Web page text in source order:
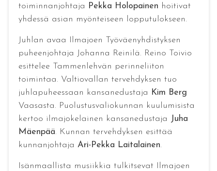
toiminnanjohtaja Pekka Holopainen hoitivat
yhdessä asian myönteiseen lopputulokseen.
Juhlan avaa Ilmajoen Työväenyhdistyksen
puheenjohtaja Johanna Reinilä. Reino Toivio
esittelee Tammenlehvän perinneliiton
toimintaa. Valtiovallan tervehdyksen tuo
juhlapuheessaan kansanedustaja Kim Berg
Vaasasta. Puolustusvaliokunnan kuulumisista
kertoo ilmajokelainen kansanedustaja Juha
Mäenpää. Kunnan tervehdyksen esittää
kunnanjohtaja Ari-Pekka Laitalainen.
Isänmaallista musiikkia tulkitsevat Ilmajoen